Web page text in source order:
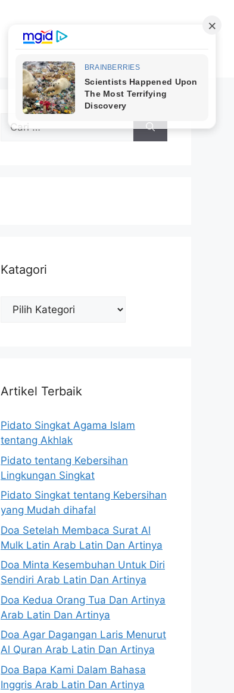
untuk:
Katagori
Katagori
Artikel Terbaik
Pidato Singkat Agama Islam
tentang Akhlak
Pidato tentang Kebersihan
Lingkungan Singkat
Pidato Singkat tentang Kebersihan
yang Mudah dihafal
Doa Setelah Membaca Surat Al
Mulk Latin Arab Latin Dan Artinya
Doa Minta Kesembuhan Untuk Diri
Sendiri Arab Latin Dan Artinya
Doa Kedua Orang Tua Dan Artinya
Arab Latin Dan Artinya
Doa Agar Dagangan Laris Menurut
Al Quran Arab Latin Dan Artinya
Doa Bapa Kami Dalam Bahasa
Inggris Arab Latin Dan Artinya